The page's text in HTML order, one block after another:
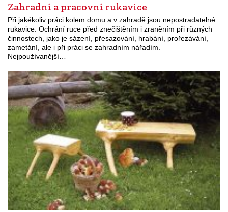
Zahradní a pracovní rukavice
Při jakékoliv práci kolem domu a v zahradě jsou nepostradatelné
rukavice. Ochrání ruce před znečištěním i zraněním při různých
činnostech, jako je sázení, přesazování, hrabání, prořezávání,
zametání, ale i při práci se zahradním nářadím.
Nejpoužívanější…